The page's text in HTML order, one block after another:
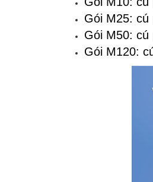
Gói M25:
Gói M50:
Gói M120: